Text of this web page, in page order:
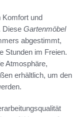
Komfort und
Diese Gartenmöbel
abgestimmt,
Stunden im Freien.
Atmosphäre,
erhältlich, um den